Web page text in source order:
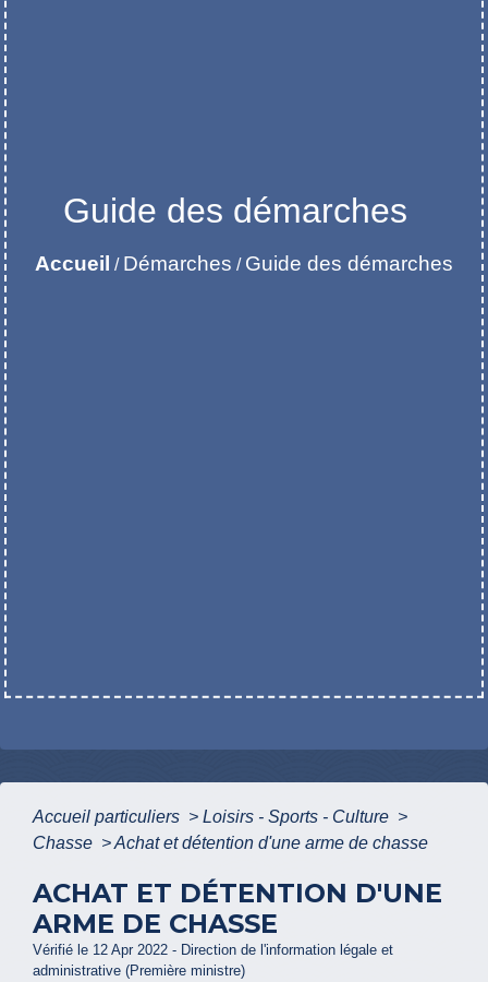
Guide des démarches
Accueil / Démarches / Guide des démarches
Accueil particuliers > Loisirs - Sports - Culture >
Chasse >Achat et détention d'une arme de chasse
ACHAT ET DÉTENTION D'UNE
ARME DE CHASSE
Vérifié le 12 Apr 2022 - Direction de l'information légale et
administrative (Première ministre)